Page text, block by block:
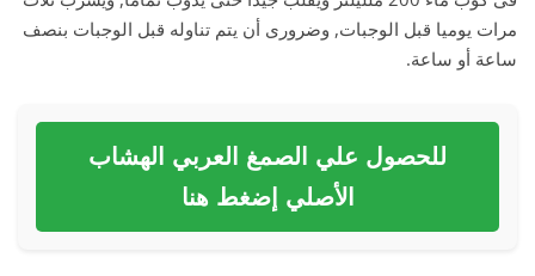
مرات يوميا قبل الوجبات, وضرورى أن يتم تناوله قبل الوجبات بنصف
ساعة أو ساعة.
للحصول علي الصمغ العربي الهشاب
الأصلي إضغط هنا